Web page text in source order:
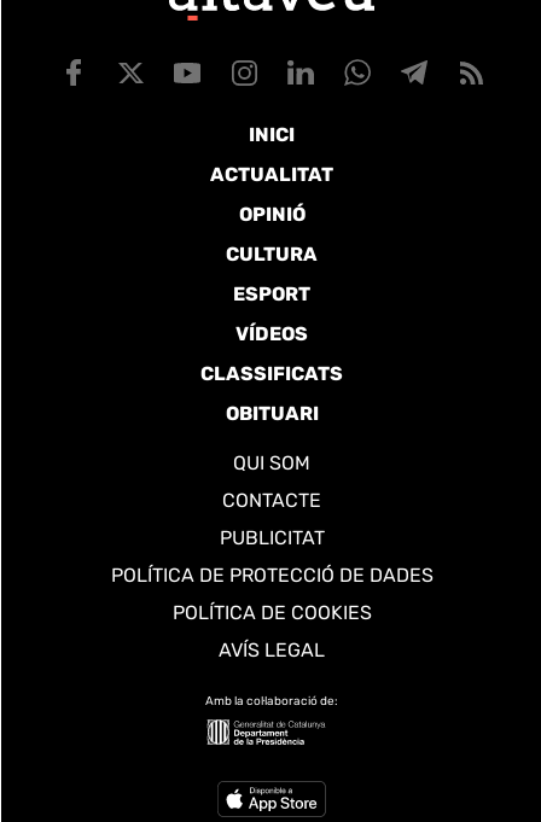
INICI
ACTUALITAT
OPINIÓ
CULTURA
ESPORT
VÍDEOS
CLASSIFICATS
OBITUARI
QUI SOM
CONTACTE
PUBLICITAT
POLÍTICA DE PROTECCIÓ DE DADES
POLÍTICA DE COOKIES
AVÍS LEGAL
Amb la col·laboració de: